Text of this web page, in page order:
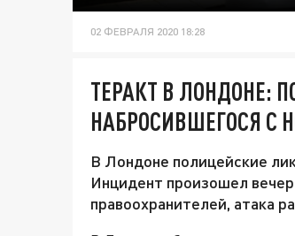
02 ФЕВРАЛЯ 2020 18:28
ТЕРАКТ В ЛОНДОНЕ:
НАБРОСИВШЕГОСЯ С
В Лондоне полицейские
Инцидент произошел
правоохранителей, атака